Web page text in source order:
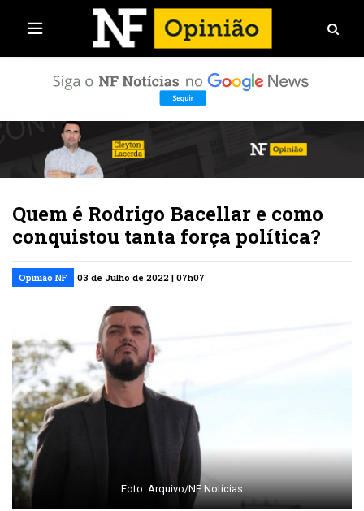
Quem é Rodrigo Bacellar e como
conquistou tanta força política?
Opinião NF 03 de Julho de 2022 | 07h07
Foto: Arquivo/NF Notícias